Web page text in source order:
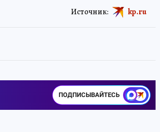
Источник: kp.ru
ПОДПИСЫВАЙТЕСЬ